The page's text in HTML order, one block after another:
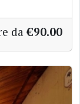
da €90.00